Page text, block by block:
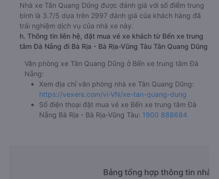
Nhà xe Tân Quang Dũng được đánh giá với số điểm trung
bình là 3.7/5 dựa trên 2997 đánh giá của khách hàng đã
trải nghiệm dịch vụ của nhà xe này.
h. Thông tin liên hệ, đặt mua vé xe khách từ Bến xe trung
tâm Đà Nẵng đi Bà Rịa - Bà Rịa-Vũng Tàu Tân Quang Dũng
Văn phòng xe Tân Quang Dũng ở Bến xe trung tâm Đà
Nẵng:
Xem địa chỉ văn phòng nhà xe Tân Quang Dũng:
https://vexere.com/vi-VN/xe-tan-quang-dung
Số điện thoại đặt mua vé xe Bến xe trung tâm Đà
Nẵng Bà Rịa - Bà Rịa-Vũng Tàu: 1900 888684
Bảng tổng hợp thông tin nhà